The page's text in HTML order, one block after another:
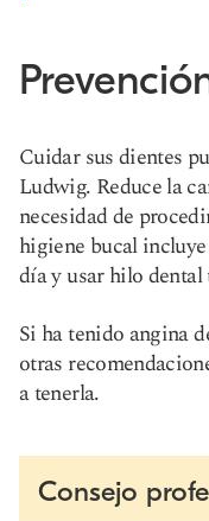
Cuidar sus dientes
Ludwig. Reduce la
necesidad de
higiene bucal
día y usar hilo dental
Si ha tenido angina
otras
a tenerla.
Consejo